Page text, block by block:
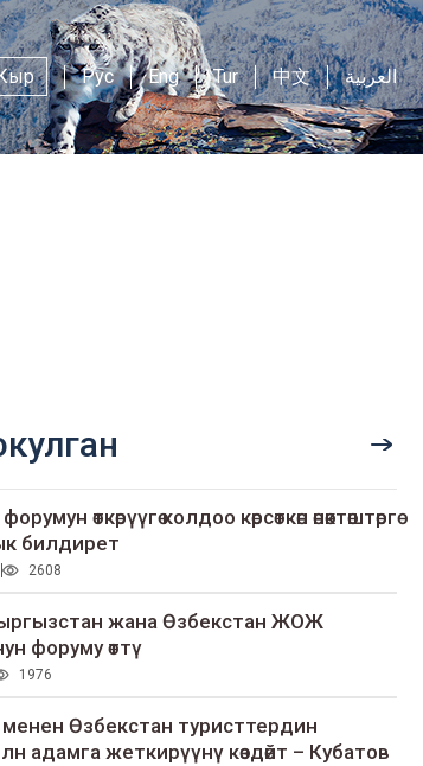
Рус Eng Tur 中文 العربية
өткөрүүгө колдоо көрсөткөн өнөктөштөргө
билдирет
2608
жана Өзбекстан ЖОЖ
форуму өттү
1976
Өзбекстан туристтердин
адамга жеткирүүнү көздөйт – Кубатов